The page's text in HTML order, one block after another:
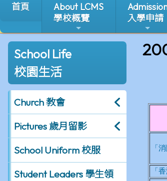
首頁
About LCMS
學校概覽
入學申請
School Life
校園生活
Church 教會
Pictures 歲月留影
School Uniform 校服
Student Leaders 學生領